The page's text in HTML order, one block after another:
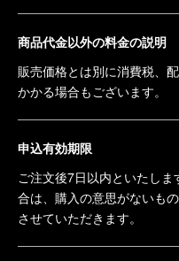
商品代金以外の料金の説明
販売価格とは別に消費税、
かかる場合もございます。
申込有効期限
ご注文後7日以内といたし
合は、購入の意思がないも
させていただきます。